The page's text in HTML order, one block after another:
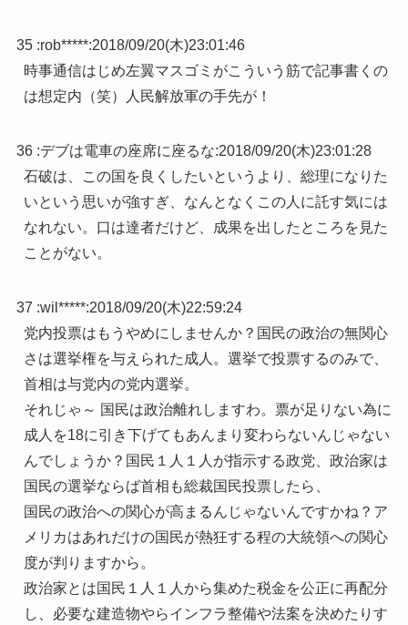
35 :rob*****:2018/09/20(木)23:01:46
時事通信はじめ左翼マスゴミがこういう筋で記事書くの
は想定内（笑）人民解放軍の手先が！
36 :デブは電車の座席に座るな:2018/09/20(木)23:01:28
石破は、この国を良くしたいというより、総理になりた
いという思いが強すぎ、なんとなくこの人に託す気には
なれない。口は達者だけど、成果を出したところを見た
ことがない。
37 :wil*****:2018/09/20(木)22:59:24
党内投票はもうやめにしませんか？国民の政治の無関心
さは選挙権を与えられた成人。選挙で投票するのみで、
首相は与党内の党内選挙。
それじゃ～ 国民は政治離れしますわ。票が足りない為に
成人を18に引き下げてもあんまり変わらないんじゃない
んでしょうか？国民１人１人が指示する政党、政治家は
国民の選挙ならば首相も総裁国民投票したら、
国民の政治への関心が高まるんじゃないんですかね？ア
メリカはあれだけの国民が熱狂する程の大統領への関心
度が判りますから。
政治家とは国民１人１人から集めた税金を公正に再配分
し、必要な建造物やらインフラ整備や法案を決めたりす